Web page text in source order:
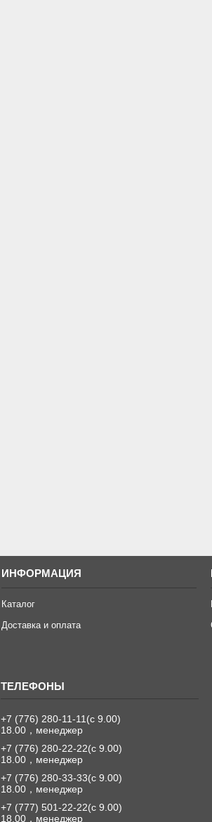
ИНФОРМАЦИЯ
Каталог
Доставка и оплата
+7 (776) 280-11-11 с 9.00
18.00，менеджер
+7 (776) 280-22-22 с 9.00
18.00，менеджер
+7 (776) 280-33-33 с 9.00
18.00，менеджер
+7 (777) 501-22-22 с 9.00
18.00，менеджер